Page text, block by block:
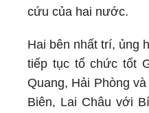
cứu của hai nước.
Hai bên nhất trí, ủng
tiếp tục tổ chức tốt
Quang, Hải Phòng
Biên, Lai Châu với